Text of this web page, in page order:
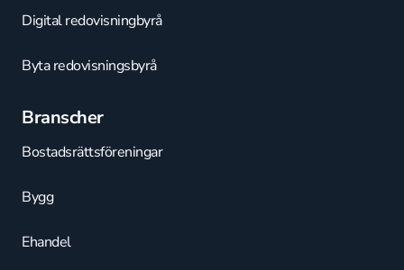
Digital redovisningbyrå
Byta redovisningsbyrå
Branscher
Bostadsrättsföreningar
Bygg
Ehandel